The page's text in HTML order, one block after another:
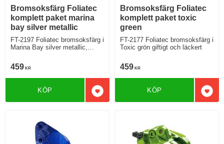
Bromsoksfärg Foliatec
komplett paket marina
bay silver metallic
FT-2197 Foliatec bromsoksfärg i
Marina Bay silver metallic,
459 KR
Lägg till i favoriter
KÖP
Bromsoksfärg Foliatec
komplett paket toxic
green
FT-2177 Foliatec bromsoksfärg i
Toxic grön giftigt och läckert
459 KR
KÖP